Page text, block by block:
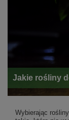
Jakie rośliny
Wybierając